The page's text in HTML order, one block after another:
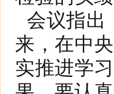
会议指出
来，在中
实推进学